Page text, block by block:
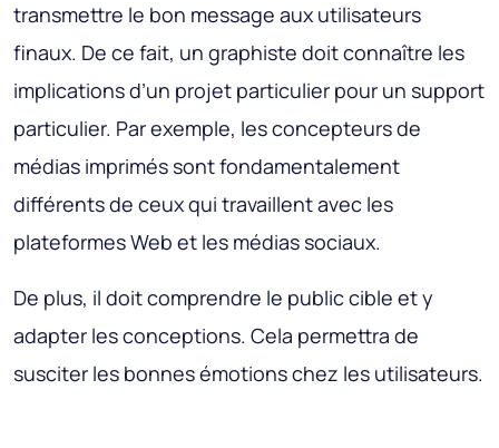
transmettre le bon message aux utilisateurs
finaux. De ce fait, un graphiste doit connaître les
implications d’un projet particulier pour un support
particulier. Par exemple, les concepteurs de
médias imprimés sont fondamentalement
différents de ceux qui travaillent avec les
plateformes Web et les médias sociaux.
De plus, il doit comprendre le public cible et y
adapter les conceptions. Cela permettra de
susciter les bonnes émotions chez les utilisateurs.